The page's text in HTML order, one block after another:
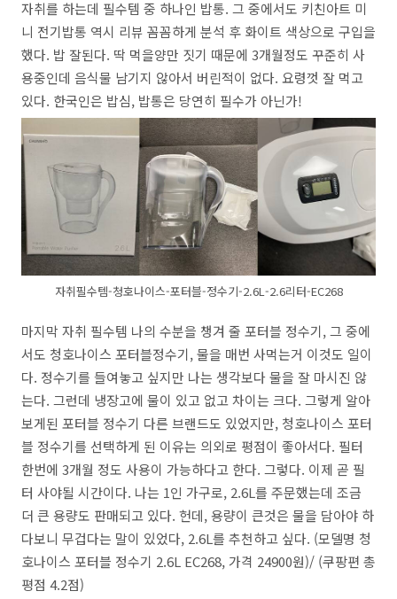
자취를 하는데 필수템 중 하나인 밥통. 그 중에서도 키친아트 미
니 전기밥통 역시 리뷰 꼼꼼하게 분석 후 화이트 색상으로 구입을
했다. 밥 잘된다. 딱 먹을양만 짓기 때문에 3개월정도 꾸준히 사
용중인데 음식물 남기지 않아서 버린적이 없다. 요령껏 잘 먹고
있다. 한국인은 밥심, 밥통은 당연히 필수가 아닌가!
자취필수템-청호나이스-포터블-정수기-2.6L-2.6리터-EC268
마지막 자취 필수템 나의 수분을 챙겨 줄 포터블 정수기, 그 중에
서도 청호나이스 포터블정수기, 물을 매번 사먹는거 이것도 일이
다. 정수기를 들여놓고 싶지만 나는 생각보다 물을 잘 마시진 않
는다. 그런데 냉장고에 물이 있고 없고 차이는 크다. 그렇게 알아
보게된 포터블 정수기 다른 브랜드도 있었지만, 청호나이스 포터
블 정수기를 선택하게 된 이유는 의외로 평점이 좋아서다. 필터
한번에 3개월 정도 사용이 가능하다고 한다. 그렇다. 이제 곧 필
터 사야될 시간이다. 나는 1인 가구로, 2.6L를 주문했는데 조금
더 큰 용량도 판매되고 있다. 헌데, 용량이 큰것은 물을 담아야 하
다보니 무겁다는 말이 있었다, 2.6L를 추천하고 싶다. (모델명 청
호나이스 포터블 정수기 2.6L EC268, 가격 24900원)/ (쿠팡편 총
평점 4.2점)